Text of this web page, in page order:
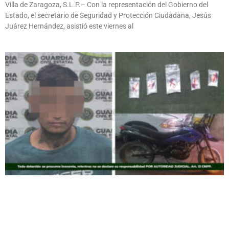
Villa de Zaragoza, S.L.P.– Con la representación del Gobierno del
Estado, el secretario de Seguridad y Protección Ciudadana, Jesús
Juárez Hernández, asistió este viernes al